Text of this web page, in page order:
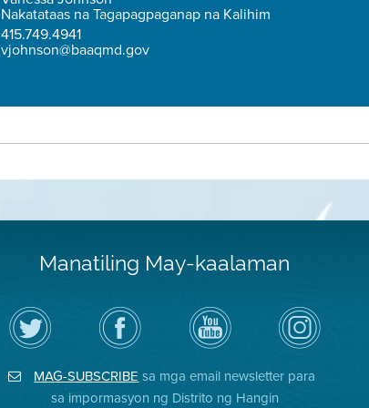
Nakatataas na Tagapagpaganap na Kalihim
415.749.4941
vjohnson@baaqmd.gov
Manatiling May-kaalaman
I-
follow
ang
Air
sa
Bisitahin
ang
Page
sa
ng
Channel
sa
YouTube
ng
District
Air
District
on
Instagram
MAG-SUBSCRIBEsa mga email newsletter para
sa impormasyon ng Distrito ng Hangin